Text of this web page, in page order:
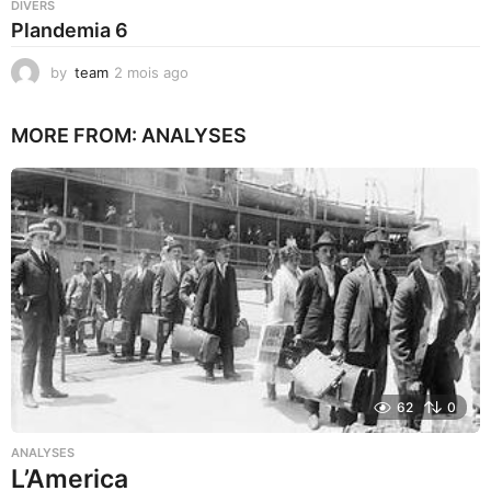
DIVERS
Plandemia 6
by team 2 mois ago
a
g
o
MORE FROM: ANALYSES
62 0
ANALYSES
L’America